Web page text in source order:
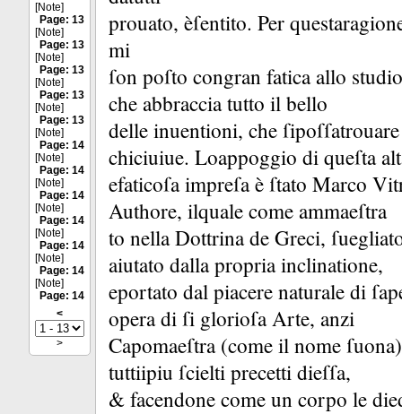
[Note]
Page: 13
[Note]
Page: 13
[Note]
Page: 13
[Note]
Page: 13
[Note]
Page: 13
[Note]
Page: 14
[Note]
Page: 14
[Note]
Page: 14
[Note]
Page: 14
[Note]
Page: 14
[Note]
Page: 14
[Note]
Page: 14
<
>
prouato, èſentito. Per
mi
ſon poſto congran fatica allo
che abbraccia tutto il bello
delle inuentioni, che
chiciuiue. Loappoggio di queſta
efaticoſa impreſa è ſtato Marco
Authore, ilquale come ammaeſtra
to nella Dottrina de Greci,
aiutato dalla propria inclinatione,
eportato dal piacere naturale di
opera di ſi glorioſa Arte, anzi
Capomaeſtra (come il nome
tuttiipiu ſcielti precetti dieſſa,
&facendone come un corpo le